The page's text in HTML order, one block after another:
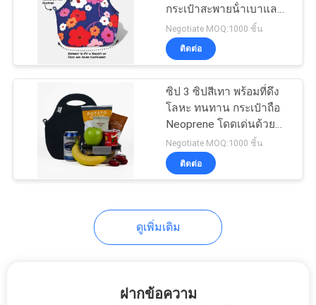
เสื้อผ้ากีฬา
19
กระเป๋าหิ้ว Neoprene
กระเป๋าสะพายน้ําเบาและ
หลากหลาย เหมาะสําหรับ
กิจการและกิจกรรมการพัก
ผ่อน
Negotiate MOQ:1000 ชิ้น
ติดต่อ
ซิป 3 ซิปสีเทา พร้อมที่ดึง
โลหะ ทนทาน กระเป๋าถือ
Neoprene โดดเด่นด้วย
กระเป๋าใส่ขวด เหมาะ
สำหรับโซลูชันการพกพาที่
ทันสมัยและใช้งานได้จริง
Negotiate MOQ:1000 ชิ้น
ติดต่อ
ดูเพิ่มเติม
ฝากข้อความ